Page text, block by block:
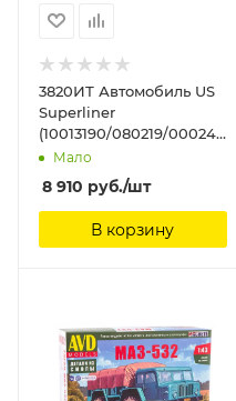
3820ИТ Автомобиль US
Superliner
(10013190/080219/0002412,
ИТАЛИЯ) Italeri 1/24
Мало
8 910 руб./шт
В корзину